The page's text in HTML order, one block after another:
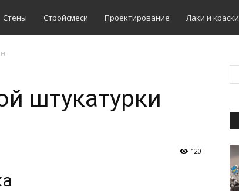
Стены Стройсмеси Проектирование Лаки и краски
штукатурки
120